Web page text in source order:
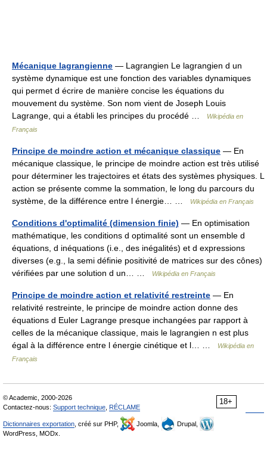
Mécanique lagrangienne — Lagrangien Le lagrangien d un
système dynamique est une fonction des variables dynamiques
qui permet d écrire de manière concise les équations du
mouvement du système. Son nom vient de Joseph Louis
Lagrange, qui a établi les principes du procédé …
Wikipédia en
Français
Principe de moindre action et mécanique classique — En
mécanique classique, le principe de moindre action est très utilisé
pour déterminer les trajectoires et états des systèmes physiques. L
action se présente comme la sommation, le long du parcours du
système, de la différence entre l énergie… …
Wikipédia en Français
Conditions d'optimalité (dimension finie) — En optimisation
mathématique, les conditions d optimalité sont un ensemble d
équations, d inéquations (i.e., des inégalités) et d expressions
diverses (e.g., la semi définie positivité de matrices sur des cônes)
vérifiées par une solution d un… …
Wikipédia en Français
Principe de moindre action et relativité restreinte — En
relativité restreinte, le principe de moindre action donne des
équations d Euler Lagrange presque inchangées par rapport à
celles de la mécanique classique, mais le lagrangien n est plus
égal à la différence entre l énergie cinétique et l… …
Wikipédia en
Français
18+
© Academic, 2000-2026
Contactez-nous: Support technique RÉCLAME
Dictionnaires exportation , créé sur PHP, Joomla,
Drupal,
WordPress, MODx.